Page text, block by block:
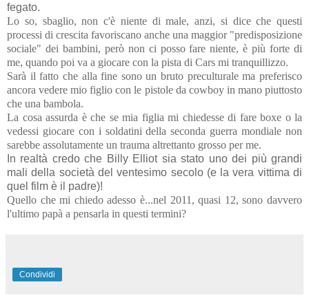
fegato.
Lo so, sbaglio, non c'è niente di male, anzi, si dice che questi
processi di crescita favoriscano anche una maggior "predisposizione
sociale" dei bambini, però non ci posso fare niente, è più forte di
me, quando poi va a giocare con la pista di Cars mi tranquillizzo.
Sarà il fatto che alla fine sono un bruto preculturale ma preferisco
ancora vedere mio figlio con le pistole da cowboy in mano piuttosto
che una bambola.
La cosa assurda è che se mia figlia mi chiedesse di fare boxe o la
vedessi giocare con i soldatini della seconda guerra mondiale non
sarebbe assolutamente un trauma altrettanto grosso per me.
In realtà credo che Billy Elliot sia stato uno dei più grandi
mali della società del ventesimo secolo (e la vera vittima di
quel film è il padre)!
Quello che mi chiedo adesso è...nel 2011, quasi 12, sono davvero
l'ultimo papà a pensarla in questi termini?
Condividi